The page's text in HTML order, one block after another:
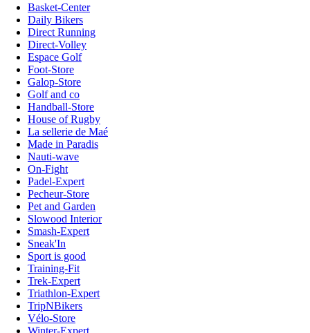
Basket-Center
Daily Bikers
Direct Running
Direct-Volley
Espace Golf
Foot-Store
Galop-Store
Golf and co
Handball-Store
House of Rugby
La sellerie de Maé
Made in Paradis
Nauti-wave
On-Fight
Padel-Expert
Pecheur-Store
Pet and Garden
Slowood Interior
Smash-Expert
Sneak'In
Sport is good
Training-Fit
Trek-Expert
Triathlon-Expert
TripNBikers
Vélo-Store
Winter-Expert